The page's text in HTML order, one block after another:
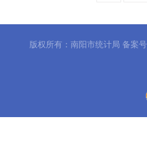
版权所有：南阳市统计局 备案